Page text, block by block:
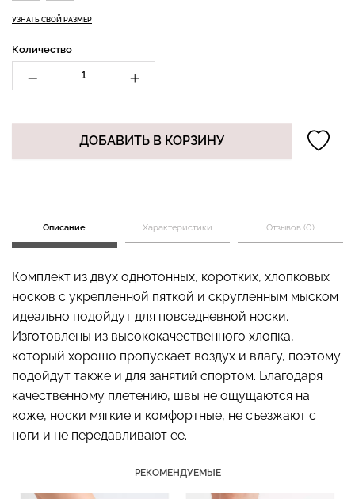
УЗНАТЬ СВОЙ РАЗМЕР
Количество
ДОБАВИТЬ В КОРЗИНУ
Описание Характеристики Отзывов (0)
Комплект из двух однотонных, коротких, хлопковых
носков с укрепленной пяткой и скругленным мыском
идеально подойдут для повседневной носки.
Изготовлены из высококачественного хлопка,
который хорошо пропускает воздух и влагу, поэтому
подойдут также и для занятий спортом. Благодаря
качественному плетению, швы не ощущаются на
коже, носки мягкие и комфортные, не съезжают с
ноги и не передавливают ее.
РЕКОМЕНДУЕМЫЕ
Бесшовные стринги
299 грн.
(бежевый) Giulia
(белый) Giulia